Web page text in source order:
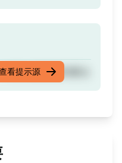
突出最重要的要点
看提示源